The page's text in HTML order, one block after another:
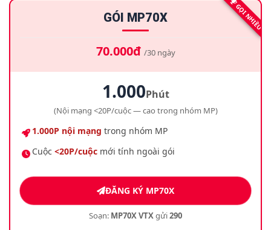
GỌI NHIỀU
GÓI MP70X
70.000đ /30 ngày
1.000Phút
(Nội mạng <20P/cuộc — cao trong nhóm MP)
1.000P nội mạng trong nhóm MP
Cuộc <20P/cuộc mới tính ngoài gói
ĐĂNG KÝ MP70X
Soạn: MP70X VTXgửi290